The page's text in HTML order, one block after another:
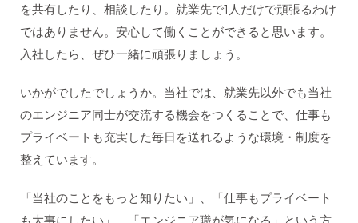
を共有したり、相談したり。就業先で1人だけで頑張るわけ
ではありません。安心して働くことができると思います。
入社したら、ぜひ一緒に頑張りましょう。
いかがでしたでしょうか。当社では、就業先以外でも当社
のエンジニア同士が交流する機会をつくることで、仕事も
プライベートも充実した毎日を送れるような環境・制度を
整えています。
「当社のことをもっと知りたい」、「仕事もプライベート
も大事にしたい」、「エンジニア職が気になる」という方